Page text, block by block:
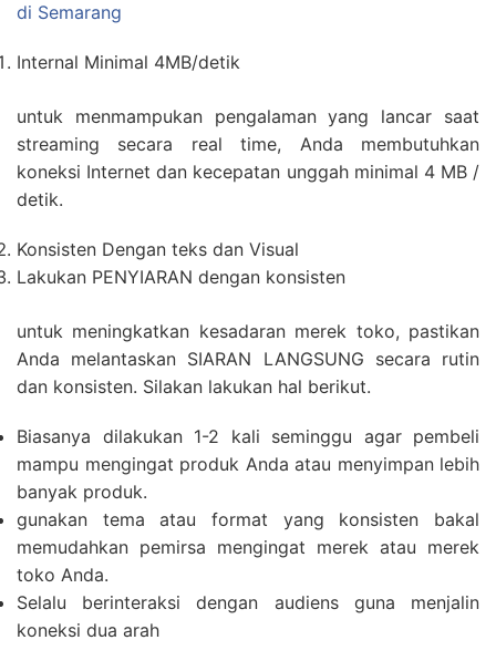
di Semarang
Internal Minimal 4MB/detik
untuk menmampukan pengalaman yang lancar saat
streaming secara real time, Anda membutuhkan
koneksi Internet dan kecepatan unggah minimal 4 MB /
detik.
Konsisten Dengan teks dan Visual
Lakukan PENYIARAN dengan konsisten
untuk meningkatkan kesadaran merek toko, pastikan
Anda melantaskan SIARAN LANGSUNG secara rutin
dan konsisten. Silakan lakukan hal berikut.
Biasanya dilakukan 1-2 kali seminggu agar pembeli
mampu mengingat produk Anda atau menyimpan lebih
banyak produk.
gunakan tema atau format yang konsisten bakal
memudahkan pemirsa mengingat merek atau merek
toko Anda.
Selalu berinteraksi dengan audiens guna menjalin
koneksi dua arah